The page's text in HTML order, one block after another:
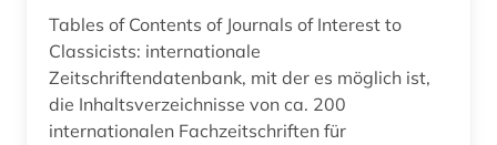
geschichte 1740-1900 (1)
geschichte 1900-1955 (1)
Tables of Contents of Journals of Interest to
Classicists: internationale
Zeitschriftendatenbank, mit der es möglich ist,
die Inhaltsverzeichnisse von ca. 200
internationalen Fachzeitschriften für